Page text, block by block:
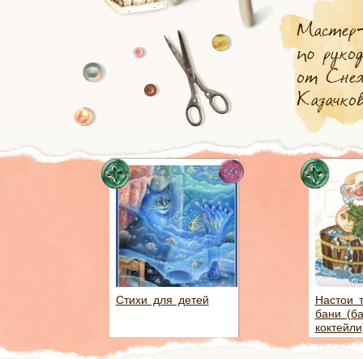
Стихи для детей
Настои
бани